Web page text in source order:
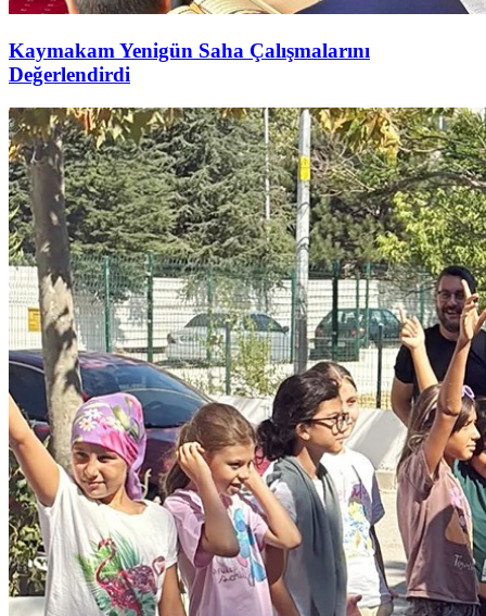
Kaymakam Yenigün Saha Çalışmalarını
Değerlendirdi